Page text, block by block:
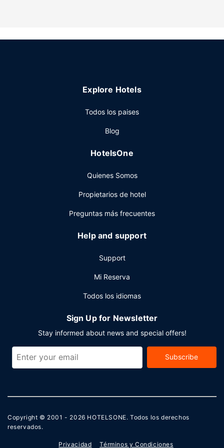
Explore Hotels
Todos los paises
Blog
HotelsOne
Quienes Somos
Propietarios de hotel
Preguntas más frecuentes
Help and support
Support
Mi Reserva
Todos los idiomas
Sign Up for Newsletter
Stay informed about news and special offers!
Subscribe
Copyright © 2001 - 2026 HOTELSONE. Todos los derechos
reservados.
Privacidad Términos y Condiciones